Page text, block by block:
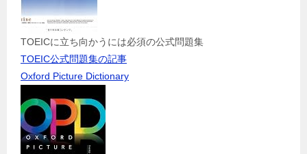
TOEICに立ち向かうには必須の公式問題集
TOEIC公式問題集の記事
Oxford Picture Dictionary